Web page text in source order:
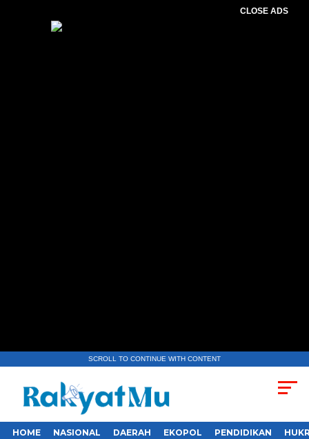
CLOSE ADS
SCROLL TO CONTINUE WITH CONTENT
HOME NASIONAL DAERAH EKOPOL PENDIDIKAN